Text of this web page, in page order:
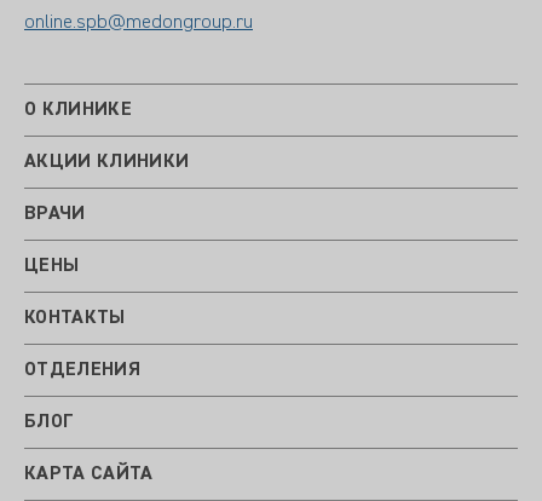
online.spb@medongroup.ru
О КЛИНИКЕ
АКЦИИ КЛИНИКИ
ВРАЧИ
ЦЕНЫ
КОНТАКТЫ
ОТДЕЛЕНИЯ
БЛОГ
КАРТА САЙТА